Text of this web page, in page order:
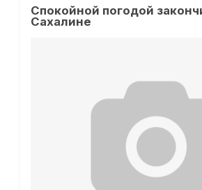
Спокойной погодой
Сахалине